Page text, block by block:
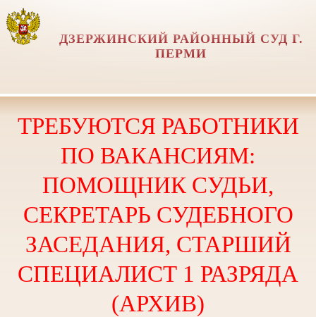
ДЗЕРЖИНСКИЙ РАЙОННЫЙ СУД Г.
ПЕРМИ
ТРЕБУЮТСЯ РАБОТНИКИ
ПО ВАКАНСИЯМ:
ПОМОЩНИК СУДЬИ,
СЕКРЕТАРЬ СУДЕБНОГО
ЗАСЕДАНИЯ, СТАРШИЙ
СПЕЦИАЛИСТ 1 РАЗРЯДА
(АРХИВ)